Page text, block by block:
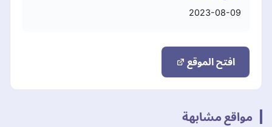
2023-08-09
افتح الموقع
مواقع مشابهة